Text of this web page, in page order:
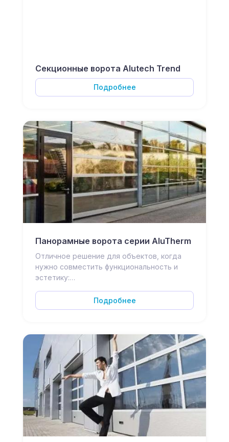
Секционные ворота Alutech Trend
Подробнее
Панорамные ворота серии AluTherm
Отличное решение для объектов, когда
нужно совместить функциональность и
эстетику:…
Подробнее